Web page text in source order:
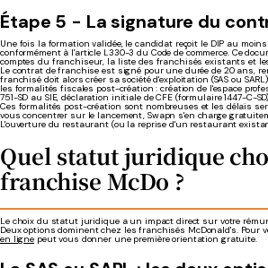
Étape 5 - La signature du
Une fois la formation validée, le candidat reçoit le DIP au
conformément à l'article L330-3 du Code de commerce. Ce
comptes du franchiseur, la liste des franchisés existants et
Le contrat de franchise est signé pour une durée de 20 ans,
franchisé doit alors créer sa société d'exploitation (SAS ou
les formalités fiscales post-création : création de l'espace
751-SD au SIE, déclaration initiale de CFE (formulaire 1447-C-
Ces formalités post-création sont nombreuses et les délais
vous concentrer sur le lancement, Swapn s'en charge
L'ouverture du restaurant (ou la reprise d'un restaurant
Quel statut juridique
franchise McDo ?
Le choix du statut juridique a un impact direct sur votre
Deux options dominent chez les franchisés McDonald's. Pour
en ligne peut vous donner une première orientation gratuite.